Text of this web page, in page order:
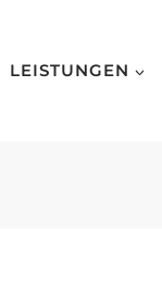
LEISTUNGEN